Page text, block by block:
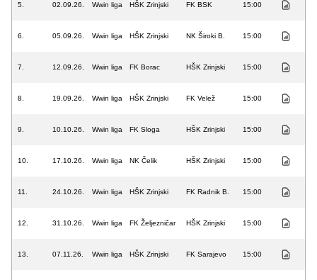
5. 02.09.26. Wwin liga HŠK Zrinjski FK BSK 15:00
6. 05.09.26. Wwin liga HŠK Zrinjski NK Široki B. 15:00
7. 12.09.26. Wwin liga FK Borac HŠK Zrinjski 15:00
8. 19.09.26. Wwin liga HŠK Zrinjski FK Velež 15:00
9. 10.10.26. Wwin liga FK Sloga HŠK Zrinjski 15:00
10. 17.10.26. Wwin liga NK Čelik HŠK Zrinjski 15:00
11. 24.10.26. Wwin liga HŠK Zrinjski FK Radnik B. 15:00
12. 31.10.26. Wwin liga FK Željezničar HŠK Zrinjski 15:00
13. 07.11.26. Wwin liga HŠK Zrinjski FK Sarajevo 15:00